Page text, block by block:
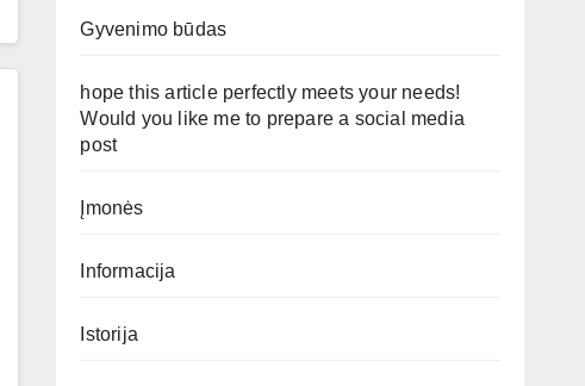
Gyvenimo būdas
hope this article perfectly meets your needs!
Would you like me to prepare a social media
post
Įmonės
Informacija
Istorija